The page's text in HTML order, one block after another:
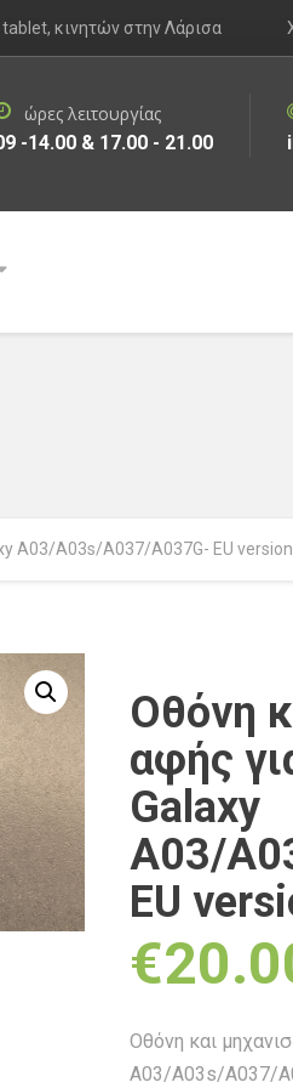
κινητών στην Λάρισα
ώρες λειτουργίας
-14.00 & 17.00 - 21.00
A03/A03s/A037/A037G- EU version
Οθόνη
αφής
Galaxy
A03/
EU
€
Οθόνη και
A03/A03s/A037/